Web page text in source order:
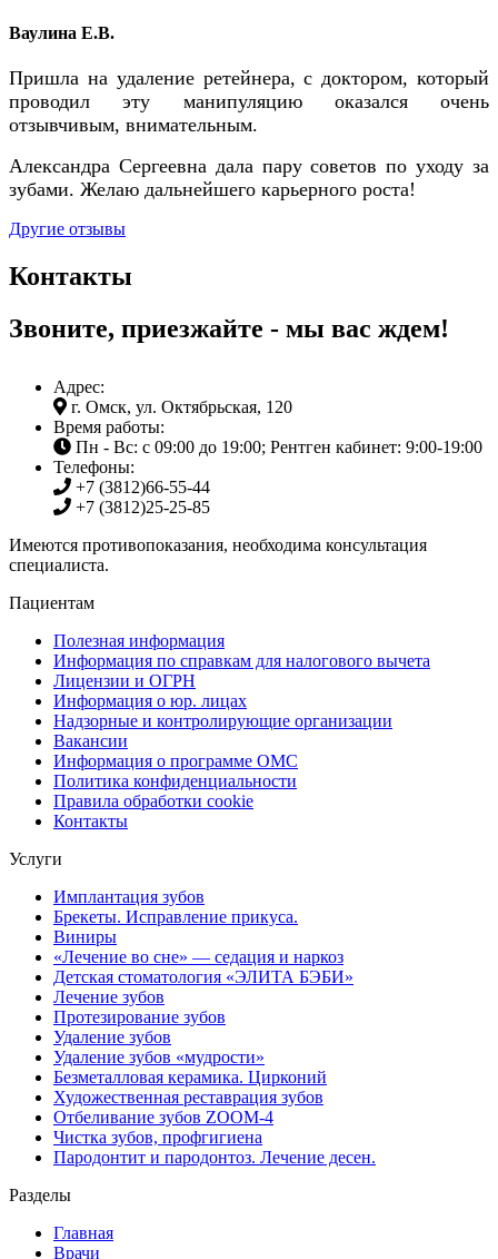
Ваулина Е.В.
Пришла на удаление ретейнера, с доктором, который
проводил эту манипуляцию оказался очень
отзывчивым, внимательным.
Александра Сергеевна дала пару советов по уходу за
зубами. Желаю дальнейшего карьерного роста!
Другие отзывы
Контакты
Звоните, приезжайте - мы вас ждем!
Адрес:
г. Омск, ул. Октябрьская, 120
Время работы:
Пн - Вс: с 09:00 до 19:00; Рентген кабинет: 9:00-19:00
Телефоны:
+7 (3812)66-55-44
+7 (3812)25-25-85
Имеются противопоказания, необходима консультация
специалиста.
Пациентам
Полезная информация
Информация по справкам для налогового вычета
Лицензии и ОГРН
Информация о юр. лицах
Надзорные и контролирующие организации
Вакансии
Информация о программе ОМС
Политика конфиденциальности
Правила обработки cookie
Контакты
Услуги
Имплантация зубов
Брекеты. Исправление прикуса.
Виниры
«Лечение во сне» — седация и наркоз
Детская стоматология «ЭЛИТА БЭБИ»
Лечение зубов
Протезирование зубов
Удаление зубов
Удаление зубов «мудрости»
Безметалловая керамика. Цирконий
Художественная реставрация зубов
Отбеливание зубов ZOOM-4
Чистка зубов, профгигиена
Пародонтит и пародонтоз. Лечение десен.
Разделы
Главная
Врачи